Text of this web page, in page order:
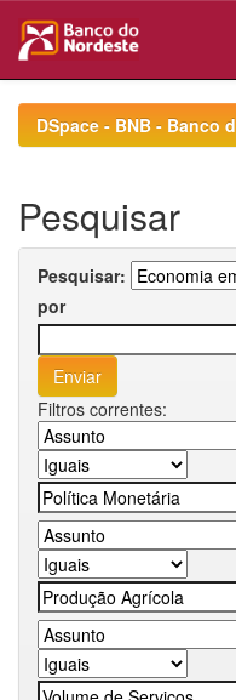
navigationDSpace - BNB - Banco
Pesquisar
Pesquisar:
por
Filtros correntes: